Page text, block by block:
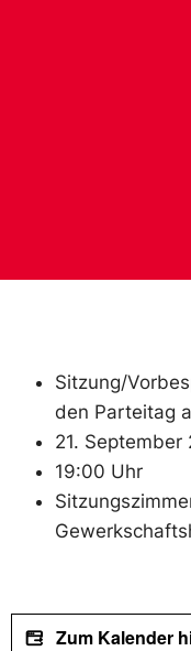
Sitzung/
den Parteitag
21. September
19:00 Uhr
Zum Kalender